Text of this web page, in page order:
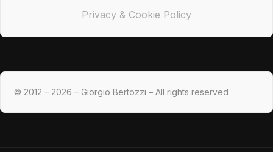
Privacy & Cookie Policy
© 2012 – 2026 – Giorgio Bertozzi – All rights reserved